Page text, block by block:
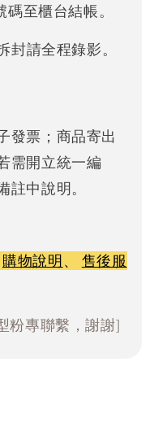
至櫃台結帳。
封請全程錄影。
發票；商品寄出
需開立統一編
中說明。
購物說明、 售後服
粉專聯繫，謝謝]